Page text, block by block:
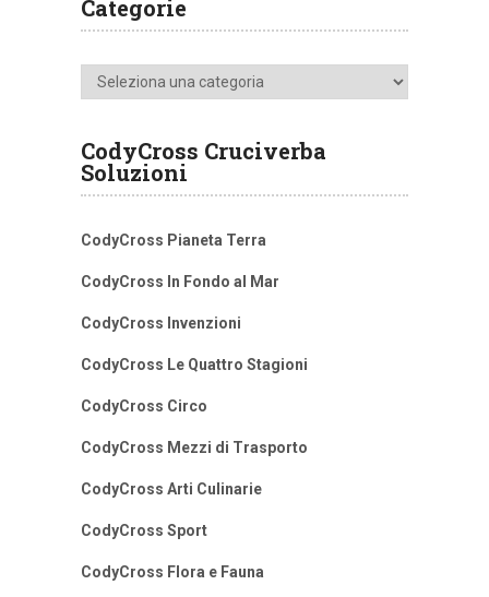
Categorie
Categorie
CodyCross Cruciverba
Soluzioni
CodyCross Pianeta Terra
CodyCross In Fondo al Mar
CodyCross Invenzioni
CodyCross Le Quattro Stagioni
CodyCross Circo
CodyCross Mezzi di Trasporto
CodyCross Arti Culinarie
CodyCross Sport
CodyCross Flora e Fauna